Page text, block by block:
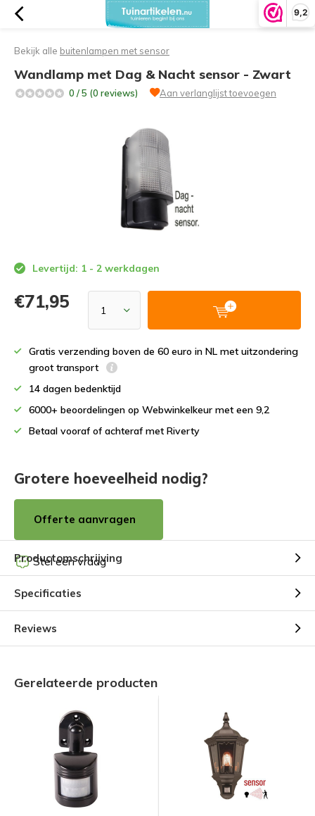
9,2
Bekijk alle buitenlampen met sensor
Wandlamp met Dag & Nacht sensor - Zwart
0 / 5 (0 reviews) Aan verlanglijst toevoegen
Levertijd: 1 - 2 werkdagen
€71,95
Gratis verzending boven de 60 euro in NL met uitzondering
groot transport
14 dagen bedenktijd
6000+ beoordelingen op Webwinkelkeur met een 9,2
Betaal vooraf of achteraf met Riverty
Grotere hoeveelheid nodig?
Offerte aanvragen
Stel een vraag
Productomschrijving
Specificaties
Reviews
Gerelateerde producten